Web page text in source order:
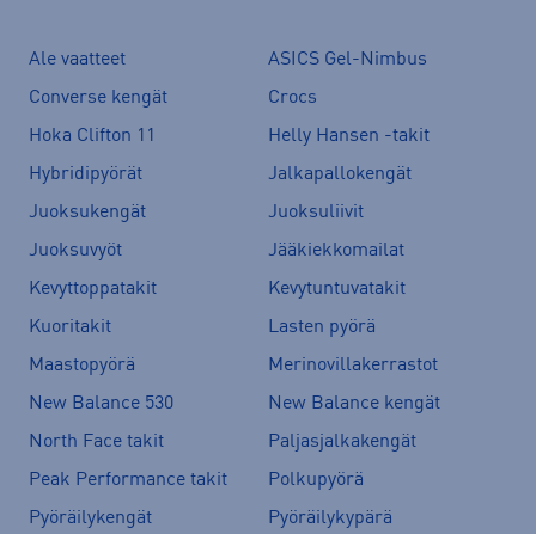
Ale vaatteet
ASICS Gel-Nimbus
Converse kengät
Crocs
Hoka Clifton 11
Helly Hansen -takit
Hybridipyörät
Jalkapallokengät
Juoksukengät
Juoksuliivit
Juoksuvyöt
Jääkiekkomailat
Kevyttoppatakit
Kevytuntuvatakit
Kuoritakit
Lasten pyörä
Maastopyörä
Merinovillakerrastot
New Balance 530
New Balance kengät
North Face takit
Paljasjalkakengät
Peak Performance takit
Polkupyörä
Pyöräilykengät
Pyöräilykypärä